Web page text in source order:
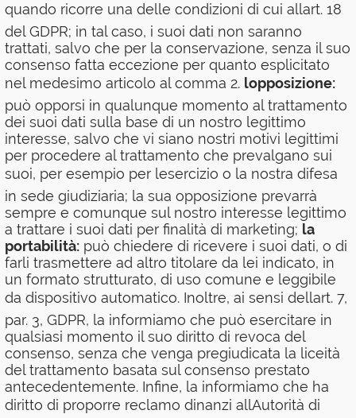
quando ricorre una delle condizioni di cui allart. 18
del GDPR; in tal caso, i suoi dati non saranno
trattati, salvo che per la conservazione, senza il suo
consenso fatta eccezione per quanto esplicitato
nel medesimo articolo al comma 2. lopposizione:
può opporsi in qualunque momento al trattamento
dei suoi dati sulla base di un nostro legittimo
interesse, salvo che vi siano nostri motivi legittimi
per procedere al trattamento che prevalgano sui
suoi, per esempio per lesercizio o la nostra difesa
in sede giudiziaria; la sua opposizione prevarrà
sempre e comunque sul nostro interesse legittimo
a trattare i suoi dati per finalità di marketing; la
portabilità: può chiedere di ricevere i suoi dati, o di
farli trasmettere ad altro titolare da lei indicato, in
un formato strutturato, di uso comune e leggibile
da dispositivo automatico. Inoltre, ai sensi dellart. 7,
par. 3, GDPR, la informiamo che può esercitare in
qualsiasi momento il suo diritto di revoca del
consenso, senza che venga pregiudicata la liceità
del trattamento basata sul consenso prestato
antecedentemente. Infine, la informiamo che ha
diritto di proporre reclamo dinanzi allAutorità di